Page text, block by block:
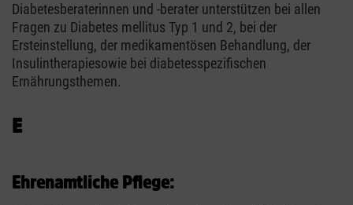
Diabetesberaterinnen und -berater unterstützen bei allen
Fragen zu Diabetes mellitus Typ 1 und 2, bei der
Ersteinstellung, der medikamentösen Behandlung, der
Insulintherapiesowie bei diabetesspezifischen
Ernährungsthemen.
E
Ehrenamtliche Pflege: